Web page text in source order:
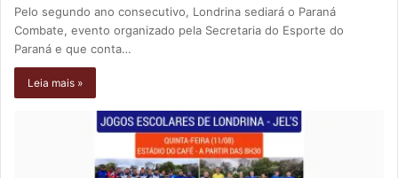
Pelo segundo ano consecutivo, Londrina sediará o Paraná
Combate, evento organizado pela Secretaria do Esporte do
Paraná e que conta…
Leia mais »